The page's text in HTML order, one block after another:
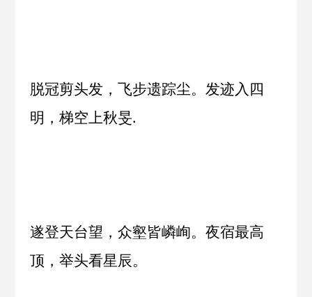
脱冠剪头发，飞步遗踪尘。发迹入四
明，梯空上秋旻.
遂登天台望，众壑皆嶙峋。夜宿最高
顶，举头看星辰。